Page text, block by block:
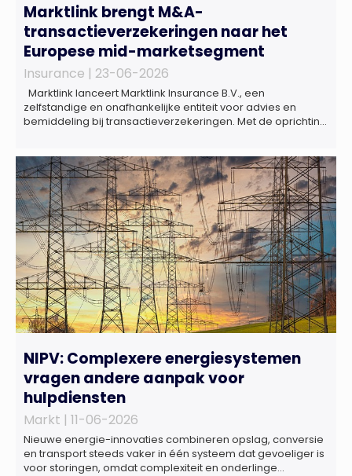
Marktlink brengt M&A-
transactieverzekeringen naar het
Europese mid-marketsegment
Insurance | 23-06-2026
Marktlink lanceert Marktlink Insurance B.V., een
zelfstandige en onafhankelijke entiteit voor advies en
bemiddeling bij transactieverzekeringen. Met de oprichting
overnames verder uit. Naast M&A-advies kunnen
ondernemers, investeerders en dealteams vanaf nu ook
terecht voor ondersteuning op het gebied […]
NIPV: Complexere energiesystemen
vragen andere aanpak voor
hulpdiensten
Markt | 11-06-2026
Nieuwe energie-innovaties combineren opslag, conversie
en transport steeds vaker in één systeem dat gevoeliger is
voor storingen, omdat complexiteit en onderlinge